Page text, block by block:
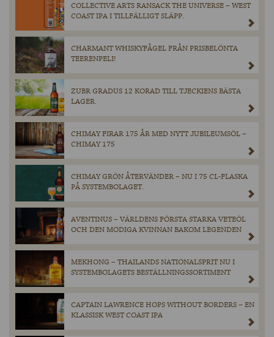
COLLECTIVE ARTS RANSACK THE UNIVERSE – WEST
COAST IPA I TILLFÄLLIGT SLÄPP.
CHARMANT WHISKYFÅGEL FRÅN PRISBELÖNTA
TEERENPELI!
ZUBR GRADUS 12 KORAD TILL TJECKIENS BÄSTA
LAGER.
CHIMAY FIRAR 175 ÅR MED NYTT JUBILEUMSÖL –
CHIMAY 175
CHIMAY GRÖN ÅTERVÄNDER – NU I 75 CL-FLASKA
PÅ SYSTEMBOLAGET.
AVENTINUS – VÄRLDENS FÖRSTA STARKA VETEÖL
OCH DEN MODIGA KVINNAN BAKOM LEGENDEN
MEKHONG – THAILANDS NATIONALSPRIT NU I
SYSTEMBOLAGETS BESTÄLLNINGSSORTIMENT
CAPTAIN LAWRENCE HOPS WITHOUT BORDERS – EN
KLASSISK WEST COAST IPA